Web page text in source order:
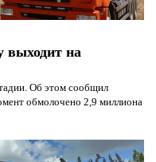
выходит на
Об этом сообщил
обмолочено 2,9 миллиона